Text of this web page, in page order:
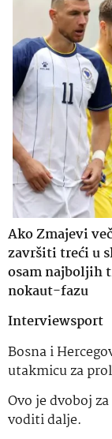
Ako Zmajevi
završiti treći u
osam najboljih
nokaut-fazu
Interviewsport
Bosna i
utakmicu za
Ovo je dvoboj
voditi dalje.